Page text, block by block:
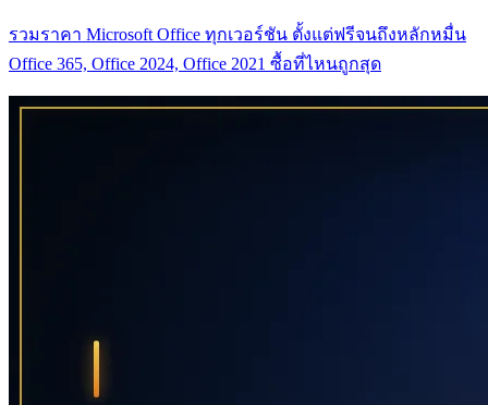
รวมราคา Microsoft Office ทุกเวอร์ชัน ตั้งแต่ฟรีจนถึงหลักหมื่น
Office 365, Office 2024, Office 2021 ซื้อที่ไหนถูกสุด